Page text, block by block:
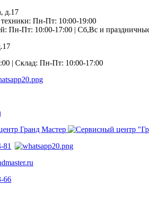
д.17
Пн-Пт: 10:00-19:00
Пн-Пт: 10:00-17:00 | Сб,Вс и
| Склад: Пн-Пт: 10:00-17:00
81
66